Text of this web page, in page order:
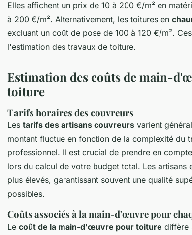
Elles affichent un prix de 10 à 200 €/m² en
à 200 €/m². Alternativement, les toitures en
excluant un coût de pose de 100 à 120 €/m².
l'estimation des travaux de toiture.
Estimation des coûts de main-
toiture
Tarifs horaires des couvreurs
Les tarifs des artisans couvreurs varient
montant fluctue en fonction de la complexité du
professionnel. Il est crucial de prendre en
lors du calcul de votre budget total. Les artisans
plus élevés, garantissant souvent une qualité
possibles.
Coûts associés à la main-d'œuvre pour
Le coût de la main-d'œuvre pour toiture diffère